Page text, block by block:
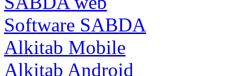
Software SABDA
Alkitab Mobile
Alkitab Android